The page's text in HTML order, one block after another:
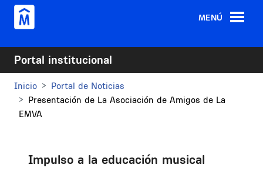
Pasar al contenido principal
MENÚ
Portal institucional
Inicio
Portal de Noticias
Presentación de La Asociación de Amigos de La
EMVA
Impulso a la educación musical